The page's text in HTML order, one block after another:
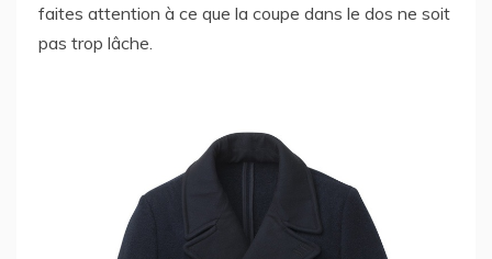
faites attention à ce que la coupe dans le dos ne soit
pas trop lâche.